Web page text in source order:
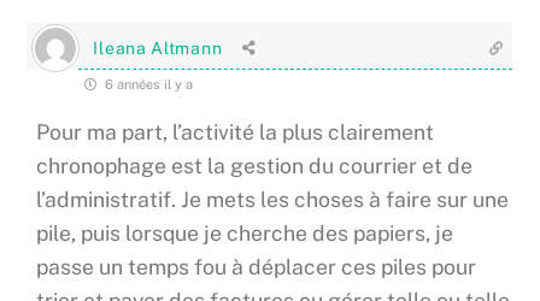
Ileana Altmann
6 années il y a
Pour ma part, l’activité la plus clairement
chronophage est la gestion du courrier et de
l’administratif. Je mets les choses à faire sur une
pile, puis lorsque je cherche des papiers, je
passe un temps fou à déplacer ces piles pour